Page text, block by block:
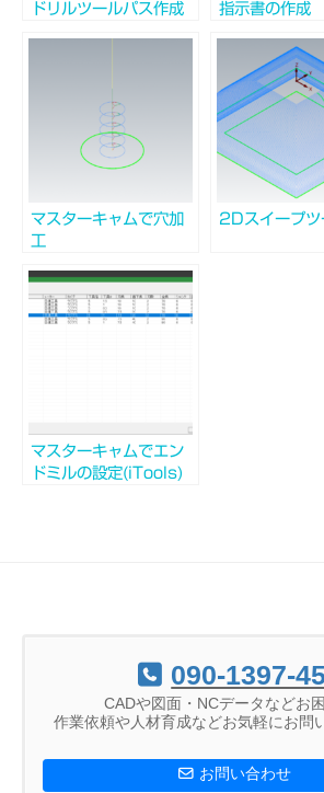
ドリルツールパス作成
指示書の作成
マスターキャムで穴加
工
2Dスイープツ
マスターキャムでエン
ドミルの設定(iTools)
090-1397-
CADや図面・NCデータなどお
作業依頼や人材育成などお気軽にお問
お問い合わせ